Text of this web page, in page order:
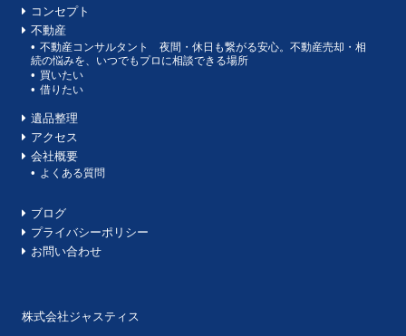
コンセプト
不動産
不動産コンサルタント 夜間・休日も繋がる安心。不動産売却・相
続の悩みを、いつでもプロに相談できる場所
買いたい
借りたい
遺品整理
アクセス
会社概要
よくある質問
ブログ
プライバシーポリシー
お問い合わせ
株式会社ジャスティス